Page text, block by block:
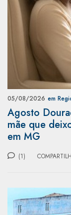
05/08/2026 em
Agosto
mãe que
em MG
(1)